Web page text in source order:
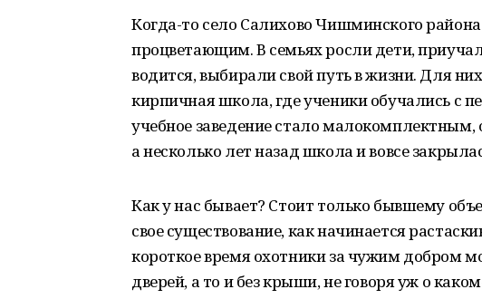
Когда-то село Салихово Чишминского
процветающим. В семьях росли дети,
водится, выбирали свой путь в жизни. Для
кирпичная школа, где ученики обучались с
учебное заведение стало малокомплектным,
а несколько лет назад школа и вовсе
Как у нас бывает? Стоит только бывшему
свое существование, как начинается
короткое время охотники за чужим добром
дверей, а то и без крыши, не говоря уж о